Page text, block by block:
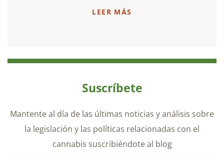
LEER MÁS
Suscríbete
Mantente al día de las últimas noticias y análisis sobre
la legislación y las políticas relacionadas con el
cannabis suscribiéndote al blog